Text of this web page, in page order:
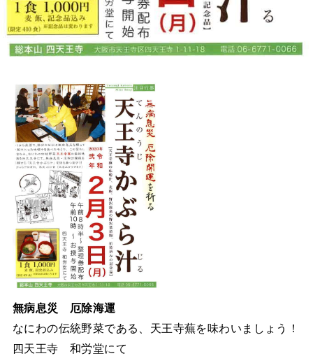
無病息災 厄除海運
なにわの伝統野菜である、天王寺蕪を味わいましょう！
四天王寺 和労堂にて